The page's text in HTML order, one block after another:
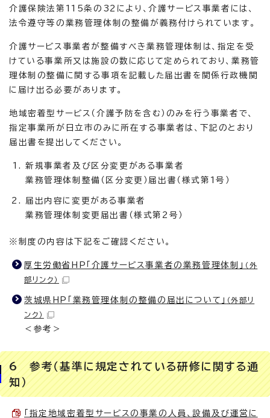
介護保険法第115条の32により、介護サービス事業者には、
法令遵守等の業務管理体制の整備が義務付けられています。
介護サービス事業者が整備すべき業務管理体制は、指定を受
けている事業所又は施設の数に応じて定められており、業務管
理体制の整備に関する事項を記載した届出書を関係行政機関
に届け出る必要があります。
地域密着型サービス（介護予防を含む）のみを行う事業者で、
指定事業所が日立市のみに所在する事業者は、下記のとおり
届出書を提出してください。
新規事業者及び区分変更がある事業者
業務管理体制整備（区分変更）届出書（様式第1号）
届出内容に変更がある事業者
業務管理体制変更届出書（様式第2号）
※制度の内容は下記をご確認ください。
厚生労働省HP「介護サービス事業者の業務管理体制」 （外
部リンク）
茨城県HP「業務管理体制の整備の届出について」 （外部リ
ンク）
＜参考＞
6 参考（基準に規定されている研修に関する通
知）
「指定地域密着型サービスの事業の人員、設備及び運営に